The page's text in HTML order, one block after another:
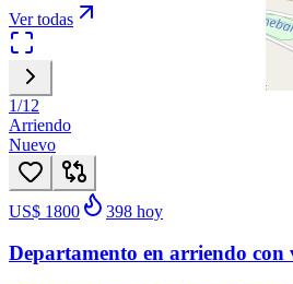
Ver todas
1/12
Arriendo
Nuevo
US$ 1800 398 hoy
Departamento en arriendo con